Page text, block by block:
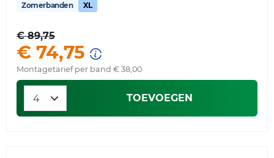
Zomerbanden XL
€ 89,75
€ 74,75
Montagetarief per band € 38,00
TOEVOEGEN